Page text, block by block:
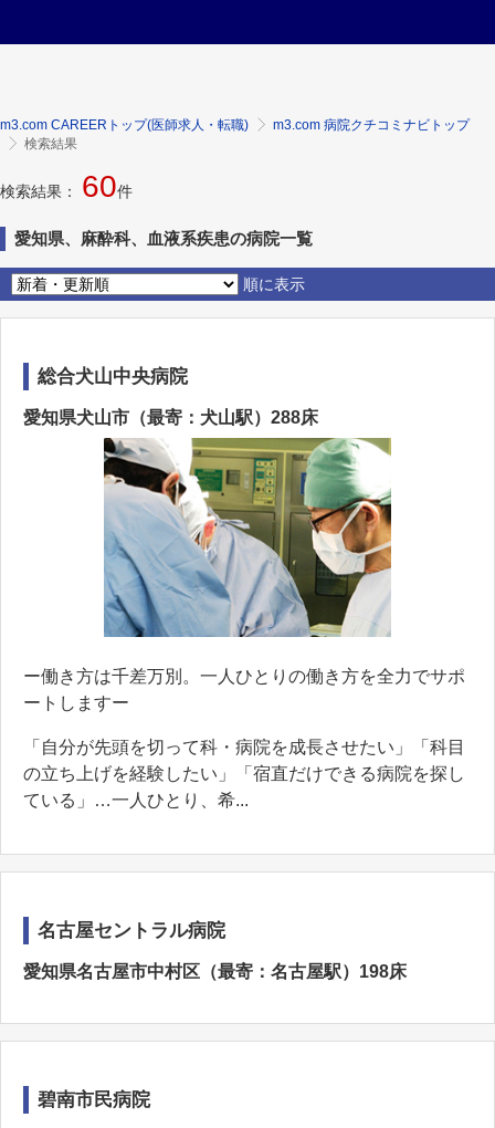
m3.com CAREERトップ(医師求人・転職)
m3.com 病院クチコミナビトップ
検索結果
検索結果： 60件
愛知県、麻酔科、血液系疾患の病院一覧
順に表示
総合犬山中央病院
愛知県犬山市（最寄：犬山駅）288床
ー働き方は千差万別。一人ひとりの働き方を全力でサポ
ートしますー
「自分が先頭を切って科・病院を成長させたい」「科目
の立ち上げを経験したい」「宿直だけできる病院を探し
ている」…一人ひとり、希...
名古屋セントラル病院
愛知県名古屋市中村区（最寄：名古屋駅）198床
碧南市民病院